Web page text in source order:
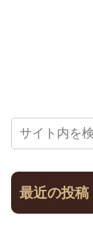
最近の投稿